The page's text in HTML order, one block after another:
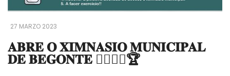
27 MARZO 2023
𝐀𝐁𝐑𝐄 𝐎 𝐗𝐈𝐌𝐍𝐀𝐒𝐈𝐎 𝐌𝐔𝐍𝐈𝐂𝐈𝐏𝐀𝐋
𝐃𝐄 𝐁𝐄𝐆𝐎𝐍𝐓𝐄 🤸‍♀️🏋️‍♀️🏆